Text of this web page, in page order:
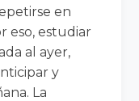
en
eso, estudiar
al ayer,
y
La